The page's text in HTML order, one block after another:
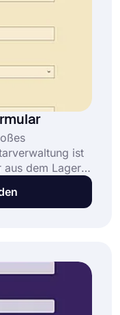
ist
aus dem Lager